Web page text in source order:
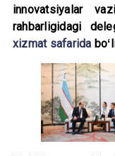
innovatsiyalar
rahbarligidagi
xizmat safarida